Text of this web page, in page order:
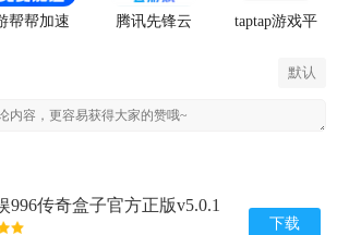
帮帮加速
腾讯先锋云
taptap游戏平
默认
996传奇盒子官方正版v5.0.1
下载